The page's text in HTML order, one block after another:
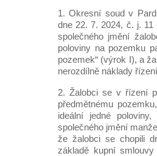
1. Okresní soud v
dne 22. 7. 2024, č. j.
společného jmění
poloviny na pozemku
pozemek“ (výrok I), a
nerozdílně náklady
2. Žalobci se v řízení
předmětnému
ideální jedné
společného jmění
že žalobci se chopili
základě kupní